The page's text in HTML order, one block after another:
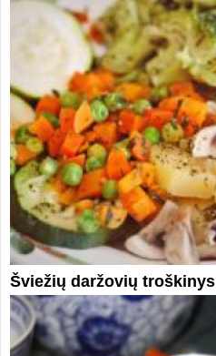
Šviežių daržovių troškinys